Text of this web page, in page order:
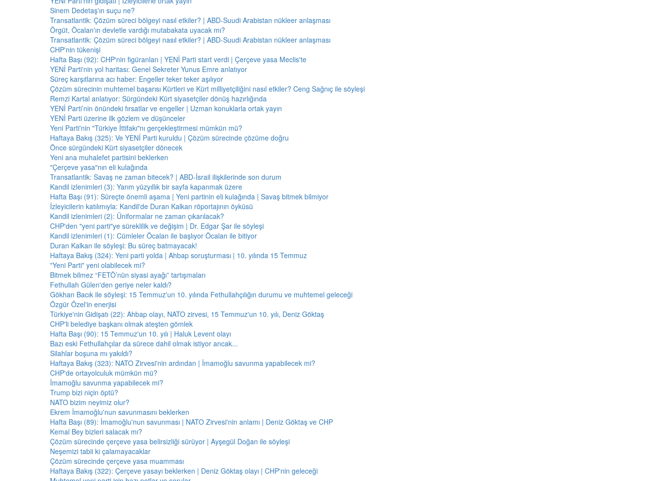
Sinem Dedetaş'ın suçu ne?
Transatlantik: Çözüm süreci bölgeyi nasıl etkiler? | ABD-Suudi Arabistan nükleer anlaşması
Örgüt, Öcalan'ın devletle vardığı mutabakata uyacak mı?
Transatlantik: Çözüm süreci bölgeyi nasıl etkiler? | ABD-Suudi Arabistan nükleer anlaşması
CHP'nin tükenişi
Hafta Başı (92): CHP'nin figüranları | YENİ Parti start verdi | Çerçeve yasa Meclis'te
YENİ Parti'nin yol haritası: Genel Sekreter Yunus Emre anlatıyor
Süreç karşıtlarına acı haber: Engeller teker teker aşılıyor
Çözüm sürecinin muhtemel başarısı Kürtleri ve Kürt milliyetçiliğini nasıl etkiler? Ceng Sağnıç ile söyleşi
Remzi Kartal anlatıyor: Sürgündeki Kürt siyasetçiler dönüş hazırlığında
YENİ Parti’nin önündeki fırsatlar ve engeller | Uzman konuklarla ortak yayın
YENİ Parti üzerine ilk gözlem ve düşünceler
Yeni Parti'nin "Türkiye İttifakı"nı gerçekleştirmesi mümkün mü?
Haftaya Bakış (325): Ve YENİ Parti kuruldu | Çözüm sürecinde çözüme doğru
Önce sürgündeki Kürt siyasetçiler dönecek
Yeni ana muhalefet partisini beklerken
"Çerçeve yasa"nın eli kulağında
Transatlantik: Savaş ne zaman bitecek? | ABD-İsrail ilişkilerinde son durum
Kandil izlenimleri (3): Yarım yüzyıllık bir sayfa kapanmak üzere
Hafta Başı (91): Süreçte önemli aşama | Yeni partinin eli kulağında | Savaş bitmek bilmiyor
İzleyicilerin katılımıyla: Kandil'de Duran Kalkan röportajının öyküsü
Kandil izlenimleri (2): Üniformalar ne zaman çıkarılacak?
CHP'den "yeni parti"ye süreklilik ve değişim | Dr. Edgar Şar ile söyleşi
Kandil izlenimleri (1): Cümleler Öcalan ile başlıyor Öcalan ile bitiyor
Duran Kalkan ile söyleşi: Bu süreç batmayacak!
Haftaya Bakış (324): Yeni parti yolda | Ahbap soruşturması | 10. yılında 15 Temmuz
"Yeni Parti" yeni olabilecek mi?
Bitmek bilmez “FETÖ’nün siyasi ayağı” tartışmaları
Fethullah Gülen'den geriye neler kaldı?
Gökhan Bacık ile söyleşi: 15 Temmuz'un 10. yılında Fethullahçılığın durumu ve muhtemel geleceği
Özgür Özel'in enerjisi
Türkiye'nin Gidişatı (22): Ahbap olayı, NATO zirvesi, 15 Temmuz'un 10. yılı, Deniz Göktaş
CHP'li belediye başkanı olmak ateşten gömlek
Hafta Başı (90): 15 Temmuz'un 10. yılı | Haluk Levent olayı
Bazı eski Fethullahçılar da sürece dahil olmak istiyor ancak...
Silahlar boşuna mı yakıldı?
Haftaya Bakış (323): NATO Zirvesi'nin ardından | İmamoğlu savunma yapabilecek mi?
CHP'de ortayolculuk mümkün mü?
İmamoğlu savunma yapabilecek mi?
Trump bizi niçin öptü?
NATO bizim neyimiz olur?
Ekrem İmamoğlu'nun savunmasını beklerken
Hafta Başı (89): İmamoğlu'nun savunması | NATO Zirvesi'nin anlamı | Deniz Göktaş ve CHP
Kemal Bey bizleri salacak mı?
Çözüm sürecinde çerçeve yasa belirsizliği sürüyor | Ayşegül Doğan ile söyleşi
Neşemizi tabii ki çalamayacaklar
Çözüm sürecinde çerçeve yasa muamması
Haftaya Bakış (322): Çerçeve yasayı beklerken | Deniz Göktaş olayı | CHP'nin geleceği